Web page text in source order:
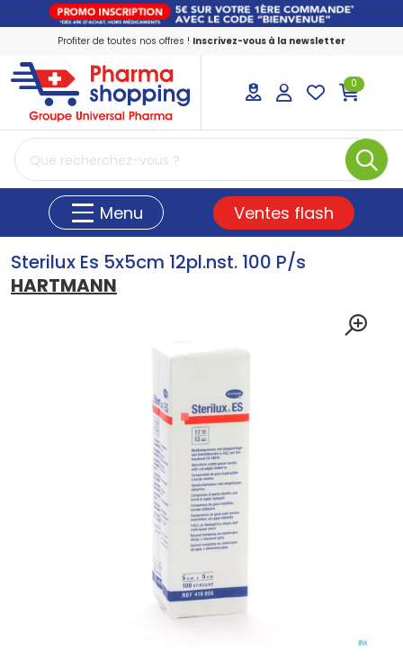
Profiter de toutes nos offres ! Inscrivez-vous à la newsletter
PharmaShopping Votre pharmacie en
0
Menu Ventes flash
Sterilux Es 5x5cm 12pl.nst. 100 P/s
HARTMANN